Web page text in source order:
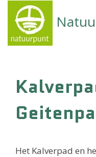
Het Kalverpad en